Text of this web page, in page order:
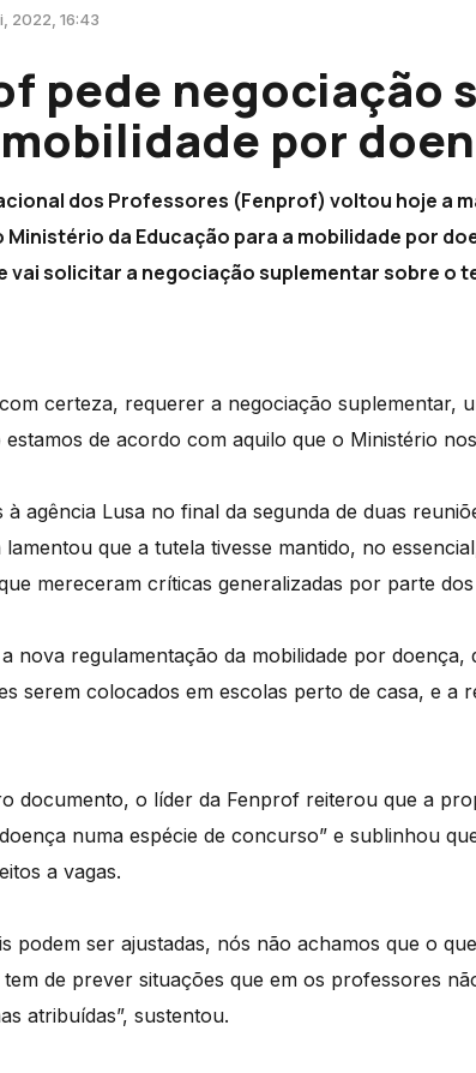
2022, 16:43
pede negociação
por
dos Professores (Fenprof) voltou hoje a
da Educação para a mobilidade por
vai solicitar a negociação suplementar sobre o
certeza, requerer a negociação suplementar,
de acordo com aquilo que o Ministério
à agência Lusa no final da segunda de duas
que a tutela tivesse mantido, no
mereceram críticas generalizadas por parte
nova regulamentação da mobilidade por
serem colocados em escolas perto de casa, e a
documento, o líder da Fenprof reiterou que a
numa espécie de concurso” e sublinhou
a vagas.
podem ser ajustadas, nós não achamos que o
de prever situações que em os professores
atribuídas”, sustentou.